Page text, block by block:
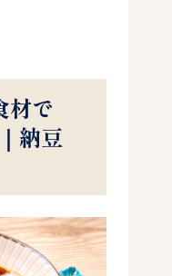
材で
納豆